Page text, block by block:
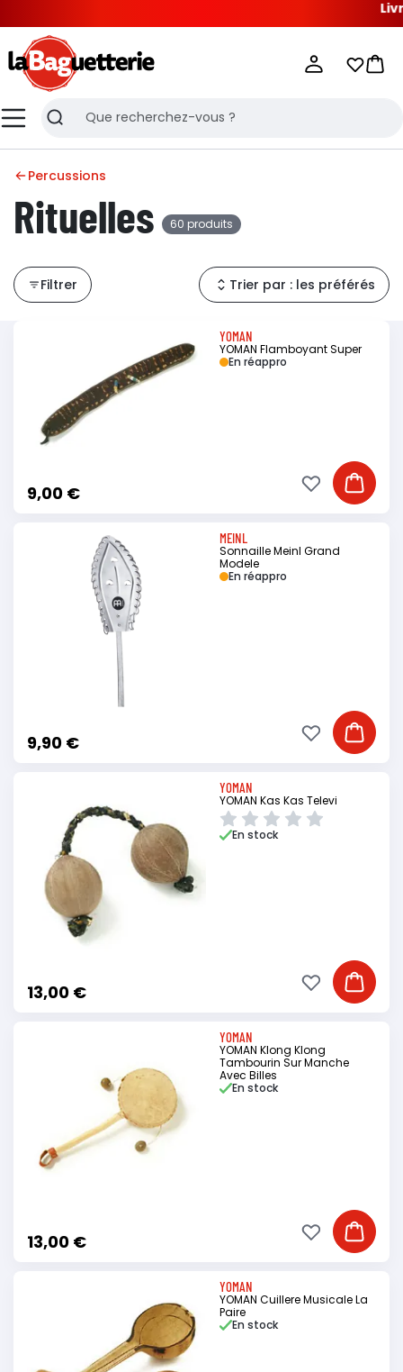
Livraison
MenuRecherche
Mes
Percussions
Rituelles 60 produits
Filtrer Trier par : les préférés
YOMAN
YOMAN Flamboyant Super
9,00 €
En réappro
Ajouter
Ajouter à ma
MEINL
Sonnaille Meinl Grand
Modele
9,90 €
En réappro
Ajouter
Ajouter à ma
YOMAN
YOMAN Kas Kas Televi
13,00 €
En stock
Ajouter
Ajouter à ma
YOMAN
YOMAN Klong Klong
Tambourin Sur Manche
Avec Billes
13,00 €
En stock
Ajouter
Ajouter à ma
YOMAN
YOMAN Cuillere Musicale La
Paire
En stock